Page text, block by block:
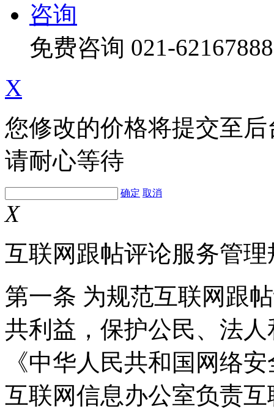
咨询
免费咨询 021-62167888
X
您修改的价格将提交至
请耐心等待
确定 取消
X
互联网跟帖评论服务管理
第一条 为规范互联网跟
共利益，保护公民、法
《中华人民共和国网络
互联网信息办公室负责